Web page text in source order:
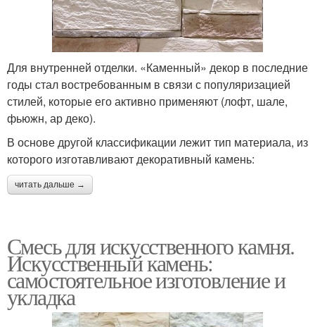
Для внутренней отделки. «Каменный» декор в последние
годы стал востребованным в связи с популяризацией
стилей, которые его активно применяют (лофт, шале,
фьюжн, ар деко).
В основе другой классификации лежит тип материала, из
которого изготавливают декоративный камень:
читать дальше →
Смесь для искусственного камня.
Искусственный камень:
самостоятельное изготовление и
укладка